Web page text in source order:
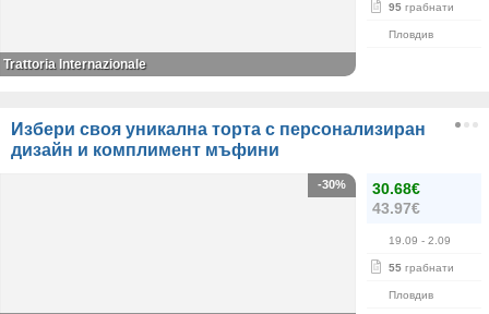
95 грабнати
Пловдив
Trattoria Internazionale
Избери своя уникална торта с персонализиран
дизайн и комплимент мъфини
30.68€
43.97€
19.09 - 2.09
55 грабнати
Пловдив
-30%